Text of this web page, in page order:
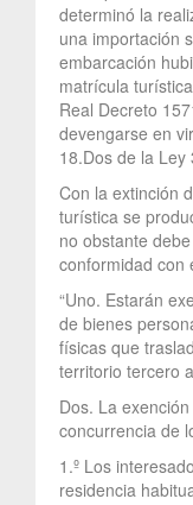
determinó la
una importación
embarcación
matrícula
Real Decreto
devengarse en
18.Dos de la
Con la extinción
turística se
no obstante
conformidad con
“Uno. Estarán
de bienes
físicas que
territorio tercero
Dos. La
concurrencia de
1.º Los
residencia